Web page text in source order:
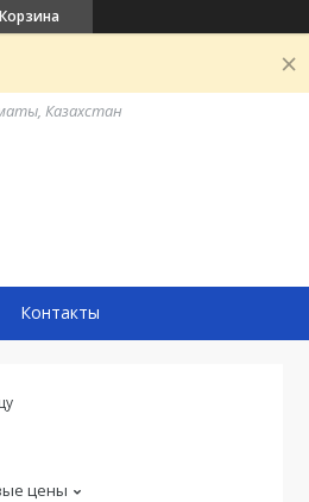
Корзина
Казахстан
Контакты
цены